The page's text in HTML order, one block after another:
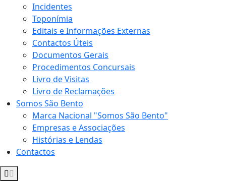
Incidentes
Toponímia
Editais e Informações Externas
Contactos Úteis
Documentos Gerais
Procedimentos Concursais
Livro de Visitas
Livro de Reclamações
Somos São Bento
Marca Nacional "Somos São Bento"
Empresas e Associações
Histórias e Lendas
Contactos